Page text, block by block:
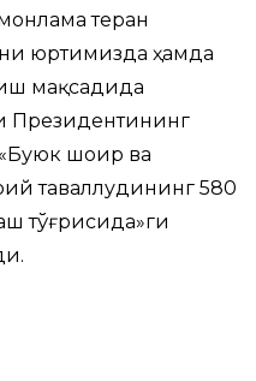
теран
юртимизда ҳамда
мақсадида
Президентининг
шоир ва
таваллудининг 580
тўғрисида»ги